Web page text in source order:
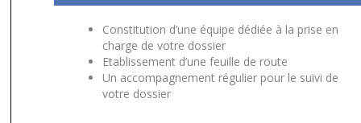
Constitution d’une équipe dédiée à la prise en
charge de votre dossier
Etablissement d’une feuille de route
Un accompagnement régulier pour le suivi de
votre dossier